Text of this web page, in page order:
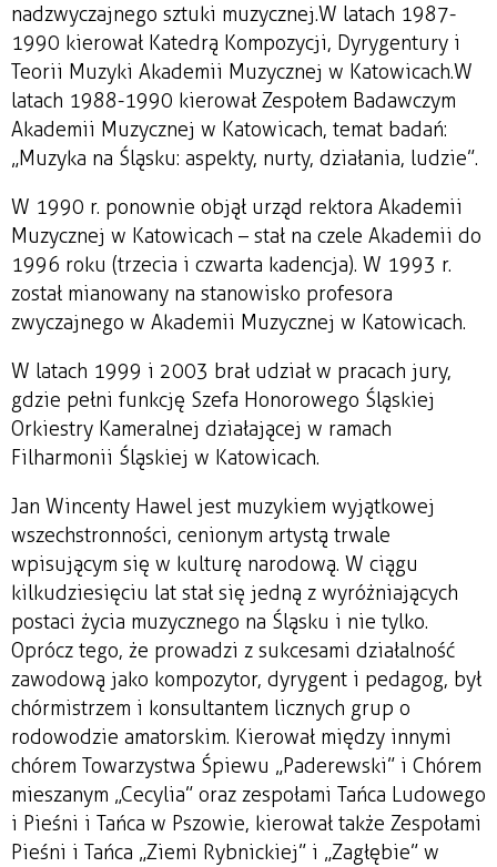
nadzwyczajnego sztuki muzycznej. W latach 1987-
1990 kierował Katedrą Kompozycji, Dyrygentury i
Teorii Muzyki Akademii Muzycznej w Katowicach. W
latach 1988-1990 kierował Zespołem Badawczym
Akademii Muzycznej w Katowicach, temat badań:
„Muzyka na Śląsku: aspekty, nurty, działania, ludzie”.
W 1990 r. ponownie objął urząd rektora Akademii
Muzycznej w Katowicach – stał na czele Akademii do
1996 roku (trzecia i czwarta kadencja). W 1993 r.
został mianowany na stanowisko profesora
zwyczajnego w Akademii Muzycznej w Katowicach.
W latach 1999 i 2003 brał udział w pracach jury,
gdzie pełni funkcję Szefa Honorowego Śląskiej
Orkiestry Kameralnej działającej w ramach
Filharmonii Śląskiej w Katowicach.
Jan Wincenty Hawel jest muzykiem wyjątkowej
wszechstronności, cenionym artystą trwale
wpisującym się w kulturę narodową. W ciągu
kilkudziesięciu lat stał się jedną z wyróżniających
postaci życia muzycznego na Śląsku i nie tylko.
Oprócz tego, że prowadzi z sukcesami działalność
zawodową jako kompozytor, dyrygent i pedagog, był
chórmistrzem i konsultantem licznych grup o
rodowodzie amatorskim. Kierował między innymi
chórem Towarzystwa Śpiewu „Paderewski” i Chórem
mieszanym „Cecylia” oraz zespołami Tańca Ludowego
i Pieśni i Tańca w Pszowie, kierował także Zespołami
Pieśni i Tańca „Ziemi Rybnickiej” i „Zagłębie” w